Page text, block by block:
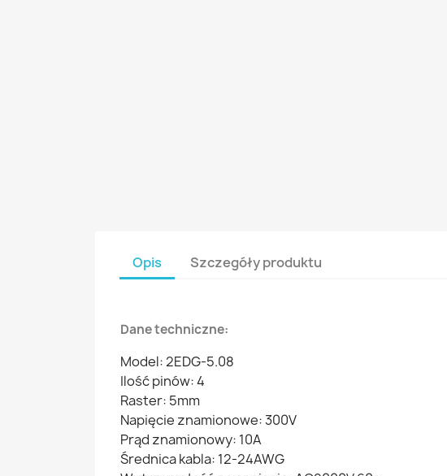
Opis Szczegóły produktu
Dane techniczne:
Model: 2EDG-5.08
Ilość pinów: 4
Raster: 5mm
Napięcie znamionowe: 300V
Prąd znamionowy: 10A
Średnica kabla: 12-24AWG